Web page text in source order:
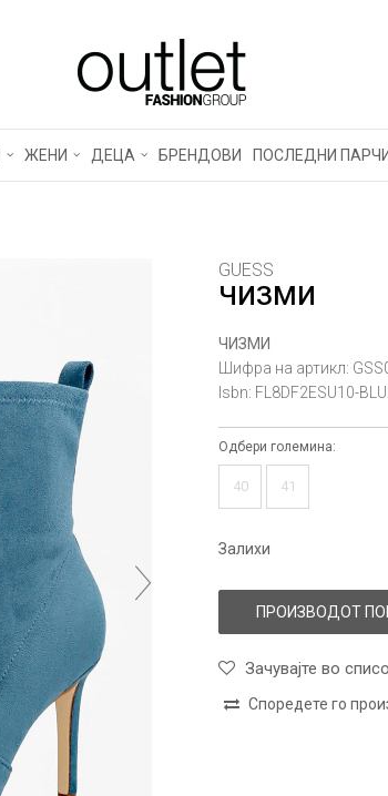
ЖЕНИ ДЕЦА БРЕНДОВИ ПОСЛЕДНИ
GUESS
ЧИЗМИ
ЧИЗМИ
Шифра на артикл:
Isbn: FL8DF2ESU10-
Одбери големина:
40 41
Залихи
ПРОИЗВОДОТ
Зачувајте во
Споредете го